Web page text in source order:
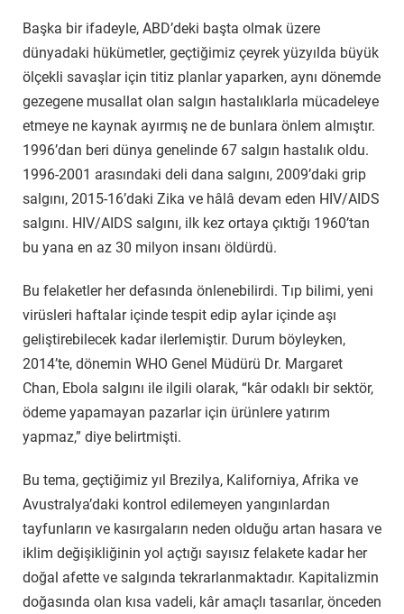
Başka bir ifadeyle, ABD’deki başta olmak üzere
dünyadaki hükümetler, geçtiğimiz çeyrek yüzyılda büyük
ölçekli savaşlar için titiz planlar yaparken, aynı dönemde
gezegene musallat olan salgın hastalıklarla mücadeleye
etmeye ne kaynak ayırmış ne de bunlara önlem almıştır.
1996’dan beri dünya genelinde 67 salgın hastalık oldu.
1996-2001 arasındaki deli dana salgını, 2009’daki grip
salgını, 2015-16’daki Zika ve hâlâ devam eden HIV/AIDS
salgını. HIV/AIDS salgını, ilk kez ortaya çıktığı 1960’tan
bu yana en az 30 milyon insanı öldürdü.
Bu felaketler her defasında önlenebilirdi. Tıp bilimi, yeni
virüsleri haftalar içinde tespit edip aylar içinde aşı
geliştirebilecek kadar ilerlemiştir. Durum böyleyken,
2014’te, dönemin WHO Genel Müdürü Dr. Margaret
Chan, Ebola salgını ile ilgili olarak, “kâr odaklı bir sektör,
ödeme yapamayan pazarlar için ürünlere yatırım
yapmaz,” diye belirtmişti.
Bu tema, geçtiğimiz yıl Brezilya, Kaliforniya, Afrika ve
Avustralya’daki kontrol edilemeyen yangınlardan
tayfunların ve kasırgaların neden olduğu artan hasara ve
iklim değişikliğinin yol açtığı sayısız felakete kadar her
doğal afette ve salgında tekrarlanmaktadır. Kapitalizmin
doğasında olan kısa vadeli, kâr amaçlı tasarılar, önceden